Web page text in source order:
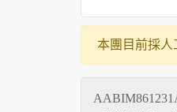
本團目前採人